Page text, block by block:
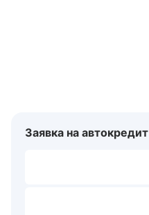
Заявка на автокредит